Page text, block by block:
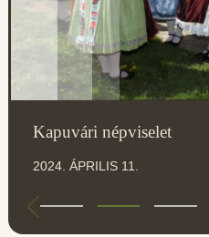
Kapuvári népviselet
2024. ÁPRILIS 11.